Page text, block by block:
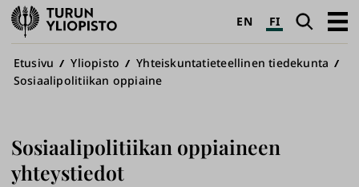
Turun
yliopisto
EN FI Haku
Avaa
Murupolku
Etusivu Yliopisto
Yhteiskuntatieteellinen tiedekunta
Sosiaalipolitiikan oppiaine
Sosiaalipolitiikan oppiaineen
yhteystiedot